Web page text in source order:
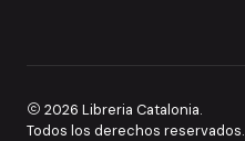
2026 Libreria Catalonia.
Todos los derechos reservados.